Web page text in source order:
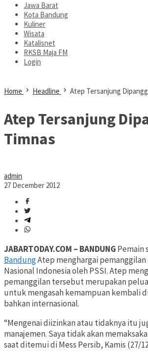
Jawa Barat
Kota Bandung
Kuliner
Wisata
Katalisnet
RKSB Maja FM
Login
Home Headline Atep Tersanjung
Atep Tersanjung
Timnas
admin
27 December 2012
JABARTODAY.COM – BANDUNG Pemain
BandungAtep menghargai
Nasional Indonesia oleh PSSI. Atep
pemanggilan tersebut merupakan
untuk mengasah kemampuan kembali
bahkan internasional.
“Mengenai diizinkan atau tidaknya itu
manajemen. Saya tidak akan
saat ditemui di Mess Persib, Kamis (27/